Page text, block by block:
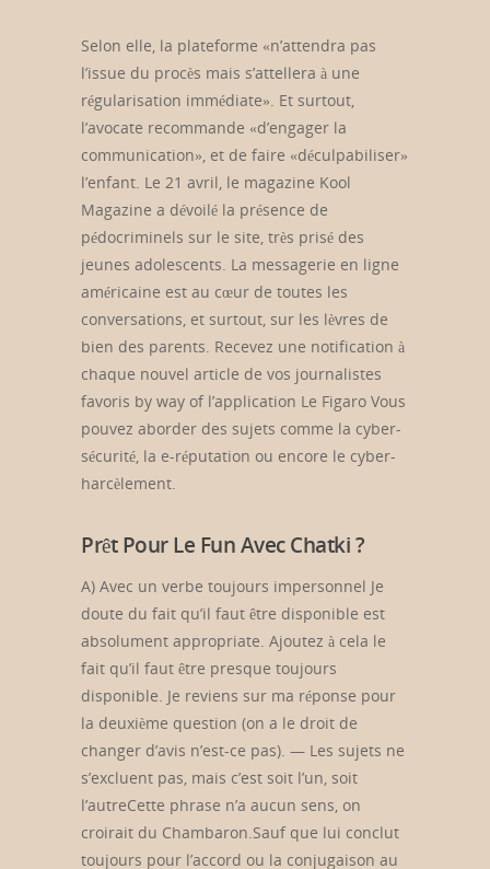
Selon elle, la plateforme «n’attendra pas
l’issue du procès mais s’attellera à une
régularisation immédiate». Et surtout,
l’avocate recommande «d’engager la
communication», et de faire «déculpabiliser»
l’enfant. Le 21 avril, le magazine Kool
Magazine a dévoilé la présence de
pédocriminels sur le site, très prisé des
jeunes adolescents. La messagerie en ligne
américaine est au cœur de toutes les
conversations, et surtout, sur les lèvres de
bien des parents. Recevez une notification à
chaque nouvel article de vos journalistes
favoris by way of l’application Le Figaro Vous
pouvez aborder des sujets comme la cyber-
sécurité, la e-réputation ou encore le cyber-
harcèlement.
Prêt Pour Le Fun Avec Chatki ?
A) Avec un verbe toujours impersonnel Je
doute du fait qu’il faut être disponible est
absolument appropriate. Ajoutez à cela le
fait qu’il faut être presque toujours
disponible. Je reviens sur ma réponse pour
la deuxième question (on a le droit de
changer d’avis n’est-ce pas). — Les sujets ne
s’excluent pas, mais c’est soit l’un, soit
l’autreCette phrase n’a aucun sens, on
croirait du Chambaron.Sauf que lui conclut
toujours pour l’accord ou la conjugaison au